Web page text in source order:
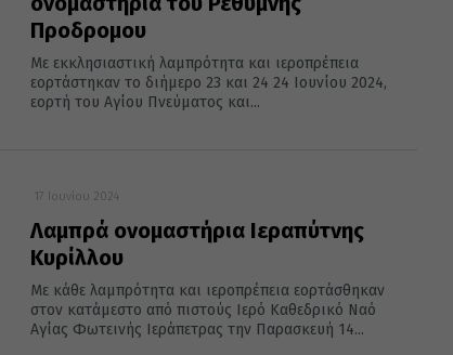
Προδρομου
Mε εκκλησιαστική λαμπρότητα και ιεροπρέπεια
εορτάστηκαν το διήμερο 23 και 24 24 Ιουνίου 2024,
εορτή του Αγίου Πνεύματος και...
17 Ιουνίου 2024
Λαμπρά ονομαστήρια Ιεραπύτνης
Κυρίλλου
Με κάθε λαμπρότητα και ιεροπρέπεια εορτάσθηκαν
στον κατάμεστο από πιστούς Ιερό Καθεδρικό Ναό
Αγίας Φωτεινής Ιεράπετρας την Παρασκευή 14...